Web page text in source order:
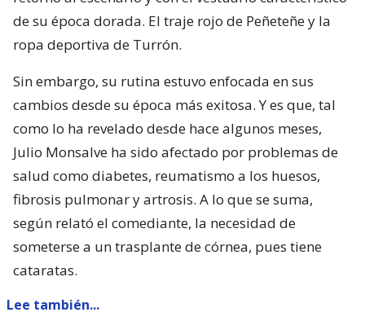
de su época dorada. El traje rojo de Peñeteñe y la
ropa deportiva de Turrón.
Sin embargo, su rutina estuvo enfocada en sus
cambios desde su época más exitosa. Y es que, tal
como lo ha revelado desde hace algunos meses,
Julio Monsalve ha sido afectado por problemas de
salud como diabetes, reumatismo a los huesos,
fibrosis pulmonar y artrosis. A lo que se suma,
según relató el comediante, la necesidad de
someterse a un trasplante de córnea, pues tiene
cataratas.
Lee también...